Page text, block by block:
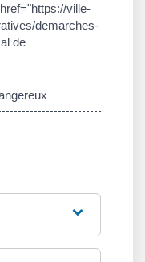
ville-
demarches-
de